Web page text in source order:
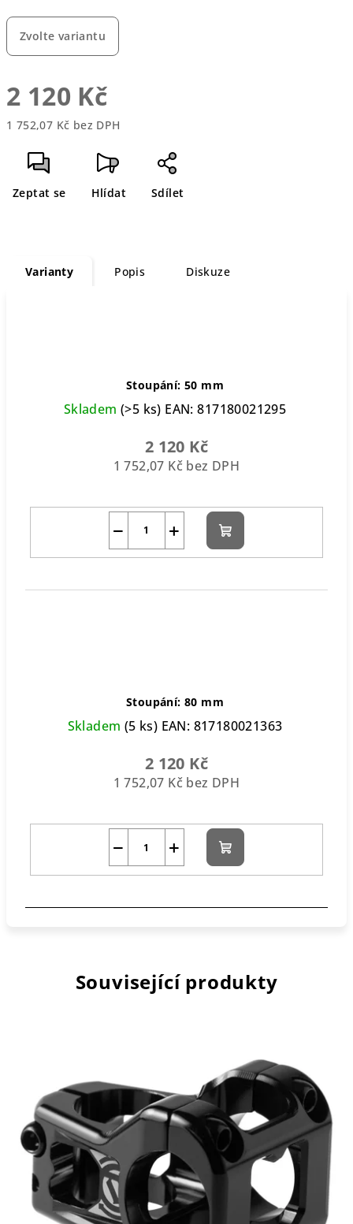
Zvolte variantu
2 120 Kč
1 752,07 Kč bez DPH
cena:
Zeptat se Hlídat Sdílet
Varianty Popis Diskuze
Stoupání: 50 mm
Skladem(>5 ks) EAN: 817180021295
2 120 Kč
1 752,07 Kč bez DPH
+
− Do
košíku
Stoupání: 80 mm
Skladem (5 ks) EAN: 817180021363
2 120 Kč
1 752,07 Kč bez DPH
+
− Do
košíku
Související produkty